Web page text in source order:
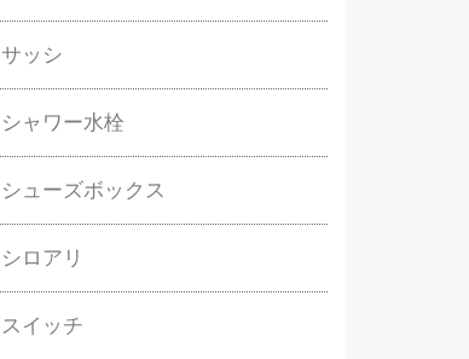
サッシ
シャワー水栓
シューズボックス
シロアリ
スイッチ